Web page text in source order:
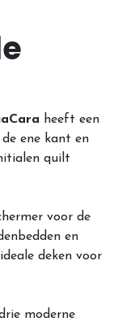
heeft een
ene kant en
quilt
voor de
en
deken voor
moderne